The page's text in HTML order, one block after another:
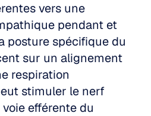
vers une
pendant et
posture spécifique du
sur un alignement
respiration
stimuler le nerf
efférente du